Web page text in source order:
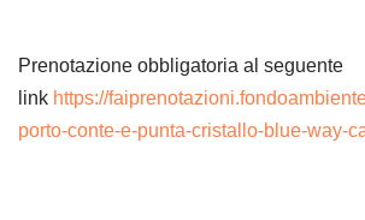
Prenotazione obbligatoria al seguente
link https://
porto-conte-e-punta-cristallo-blue-way-